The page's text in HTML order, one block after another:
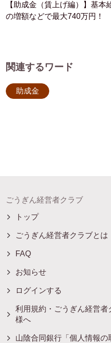
【助成金（賃上げ編）】基本
の増額などで最大740万円！
関連するワード
助成金
ごうぎん経営者クラブ
トップ
ごうぎん経営者クラブとは
FAQ
お知らせ
ログインする
利用規約・ごうぎん経営
様へ
山陰合同銀行「個人情報の